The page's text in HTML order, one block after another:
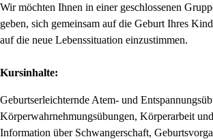
Wir möchten Ihnen in einer geschlossenen
geben, sich gemeinsam auf die Geburt Ihres
auf die neue Lebenssituation einzustimmen.
Kursinhalte:
Geburtserleichternde Atem- und
Körperwahrnehmungsübungen, Körperarbeit
Information über Schwangerschaft,